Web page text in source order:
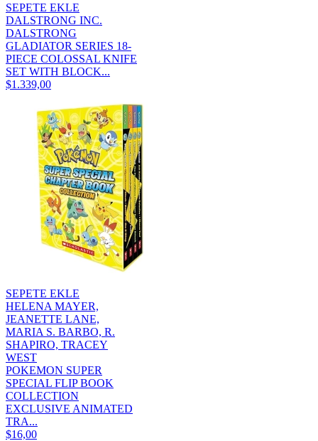
SEPETE EKLE
DALSTRONG INC.
DALSTRONG
GLADIATOR SERIES 18-
PIECE COLOSSAL KNIFE
SET WITH BLOCK...
$1.339,00
SEPETE EKLE
HELENA MAYER,
JEANETTE LANE,
MARIA S. BARBO, R.
SHAPIRO, TRACEY
WEST
POKEMON SUPER
SPECIAL FLIP BOOK
COLLECTION
EXCLUSIVE ANIMATED
TRA...
$16,00